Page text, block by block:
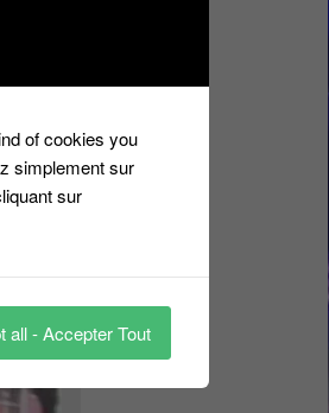
of cookies you
simplement sur
sur
all - Accepter Tout